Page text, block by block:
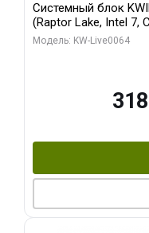
Системный блок
(Raptor Lake, Intel 7,
модуля)/ ASUS
Модель: KW-Live0064